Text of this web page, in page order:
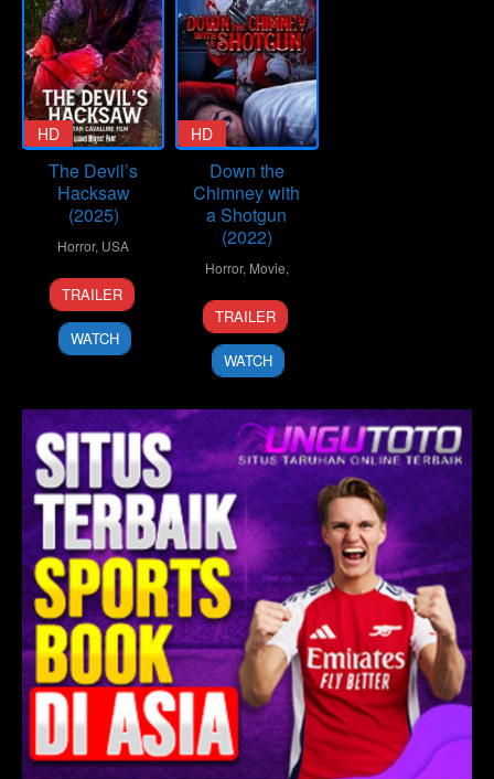
HD
The Devil’s
Hacksaw
(2025)
Horror, USA
12
Feb
2025
Ryan
Cavalline
TRAILER
WATCH
HD
Down the
Chimney with
a Shotgun
(2022)
Horror, Movie,
7
Jul
2022
Ryan
Cavalline
TRAILER
WATCH